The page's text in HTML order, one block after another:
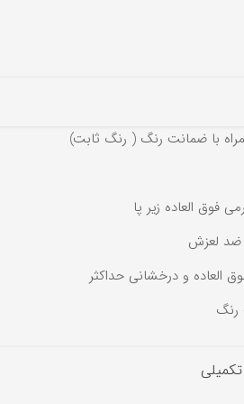
با ضمانت رنگ ( رنگ ثابت)
فوق العاده زیر پا
ضد لعزش
العاده و درخشانی حداکثر
رنگ